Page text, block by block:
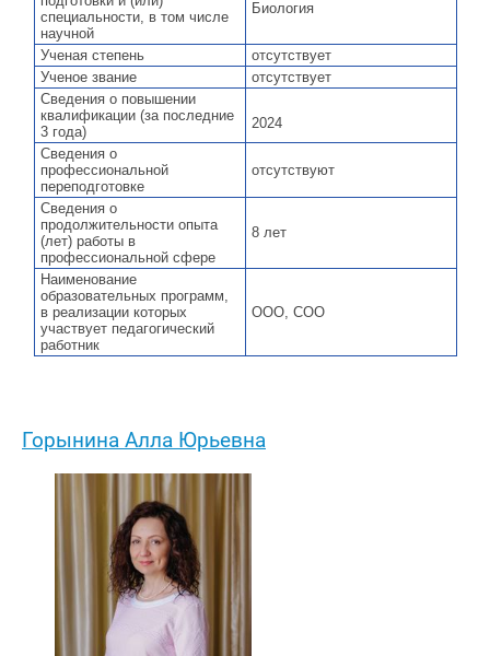
специальности, в том числе
научной
Биология
Ученая степень
отсутствует
Ученое звание
отсутствует
Сведения о повышении
квалификации (за последние
3 года)
2024
Сведения о
профессиональной
переподготовке
отсутствуют
Сведения о
продолжительности опыта
(лет) работы в
профессиональной сфере
8 лет
Наименование
образовательных программ,
в реализации которых
участвует педагогический
работник
ООО, СОО
Горынина Алла Юрьевна